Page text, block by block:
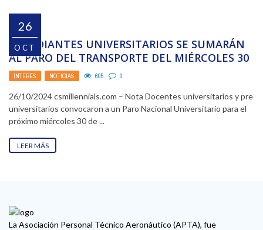
26
OCT
ESTUDIANTES UNIVERSITARIOS SE SUMARÁN
AL PARO DEL TRANSPORTE DEL MIÉRCOLES 30
INTERÉS NOTICIAS 605 0
26/10/2024 csmillennials.com – Nota Docentes universitarios y pre
universitarios convocaron a un Paro Nacional Universitario para el
próximo miércoles 30 de ...
LEER MÁS
La Asociación Personal Técnico Aeronáutico (APTA), fue